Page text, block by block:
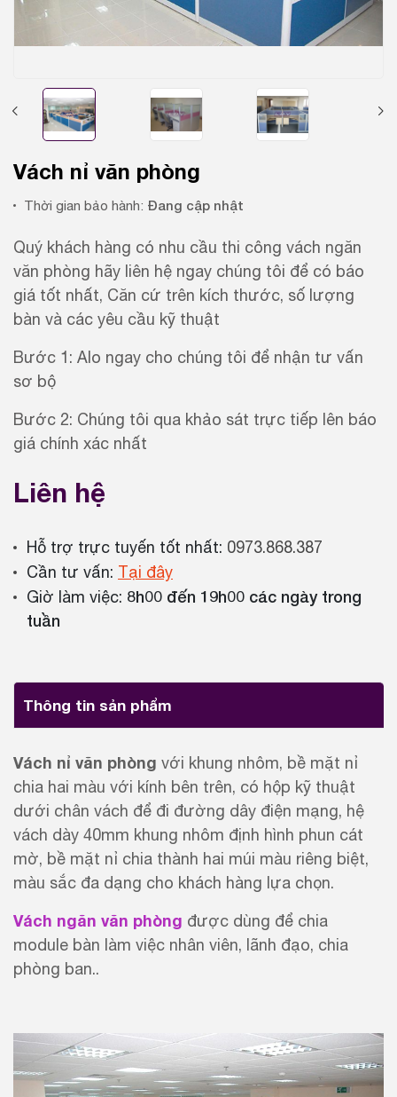
Vách nỉ văn phòng
Thời gian bảo hành: Đang cập nhật
Quý khách hàng có nhu cầu thi công vách ngăn
văn phòng hãy liên hệ ngay chúng tôi để có báo
giá tốt nhất, Căn cứ trên kích thước, số lượng
bàn và các yêu cầu kỹ thuật
Bước 1: Alo ngay cho chúng tôi để nhận tư vấn
sơ bộ
Bước 2: Chúng tôi qua khảo sát trực tiếp lên báo
giá chính xác nhất
Liên hệ
Hỗ trợ trực tuyến tốt nhất: 0973.868.387
Cần tư vấn: Tại đây
Giờ làm việc: 8h00 đến 19h00 các ngày trong
tuần
Thông tin sản phẩm
Vách nỉ văn phòng với khung nhôm, bề mặt nỉ
chia hai màu với kính bên trên, có hộp kỹ thuật
dưới chân vách để đi đường dây điện mạng, hệ
vách dày 40mm khung nhôm định hình phun cát
mờ, bề mặt nỉ chia thành hai múi màu riêng biệt,
màu sắc đa dạng cho khách hàng lựa chọn.
Vách ngăn văn phòng được dùng để chia
module bàn làm việc nhân viên, lãnh đạo, chia
phòng ban..